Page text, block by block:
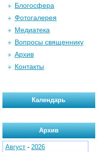
Блогосфера
Фотогалерея
Медиатека
Вопросы священнику
Архив
Контакты
Календарь
Архив
Август - 2026